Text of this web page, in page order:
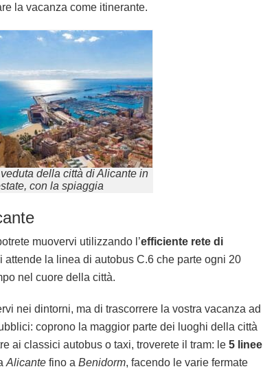
la vacanza come itinerante.
della città di Alicante in
con la spiaggia
muovervi utilizzando l’efficiente rete di
attende la linea di autobus C.6 che parte ogni 20
nel cuore della città.
nei dintorni, ma di trascorrere la vostra vacanza ad
coprono la maggior parte dei luoghi della città
ai classici autobus o taxi, troverete il tram: le 5 linee
Alicantefino a Benidorm, facendo le varie fermate